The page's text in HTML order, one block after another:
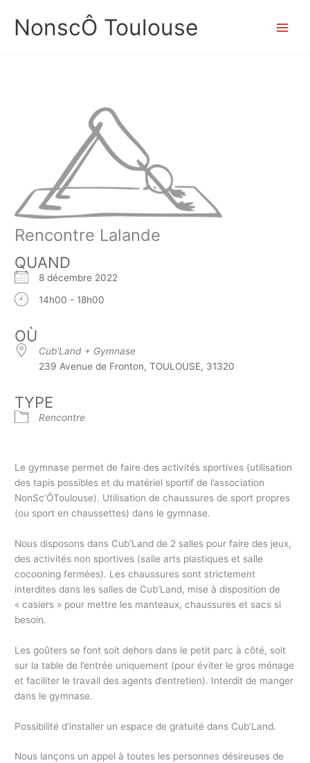
contenu
NonscÔ Toulouse
Rencontre Lalande
QUAND
8 décembre 2022
14h00 - 18h00
OÙ
Cub'Land + Gymnase
239 Avenue de Fronton, TOULOUSE, 31320
TYPE
Rencontre
Le gymnase permet de faire des activités sportives (utilisation
des tapis possibles et du matériel sportif de l’association
NonSc’ÔToulouse). Utilisation de chaussures de sport propres
(ou sport en chaussettes) dans le gymnase.
Nous disposons dans Cub’Land de 2 salles pour faire des jeux,
des activités non sportives (salle arts plastiques et salle
cocooning fermées). Les chaussures sont strictement
interdites dans les salles de Cub’Land, mise à disposition de
« casiers » pour mettre les manteaux, chaussures et sacs si
besoin.
Les goûters se font soit dehors dans le petit parc à côté, soit
sur la table de l’entrée uniquement (pour éviter le gros ménage
et faciliter le travail des agents d’entretien). Interdit de manger
dans le gymnase.
Possibilité d’installer un espace de gratuité dans Cub’Land.
Nous lançons un appel à toutes les personnes désireuses de